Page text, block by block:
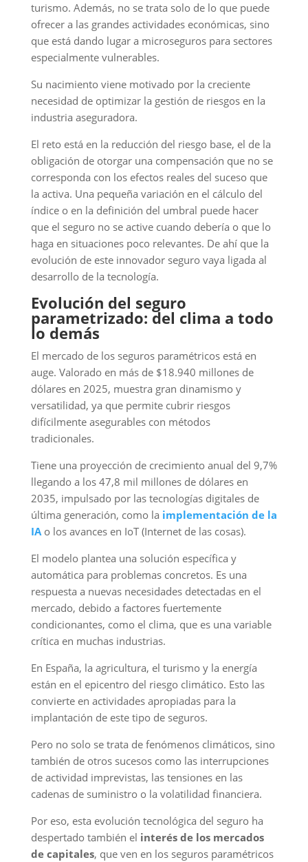
turismo. Además, no se trata solo de lo que puede
ofrecer a las grandes actividades económicas, sino
que está dando lugar a microseguros para sectores
especialmente vulnerables.
Su nacimiento viene motivado por la creciente
necesidad de optimizar la gestión de riesgos en la
industria aseguradora.
El reto está en la reducción del riesgo base, el de la
obligación de otorgar una compensación que no se
corresponda con los efectos reales del suceso que
la activa. Una pequeña variación en el cálculo del
índice o en la definición del umbral puede hacer
que el seguro no se active cuando debería o que lo
haga en situaciones poco relevantes. De ahí que la
evolución de este innovador seguro vaya ligada al
desarrollo de la tecnología.
Evolución del seguro
parametrizado: del clima a todo
lo demás
El mercado de los seguros paramétricos está en
auge. Valorado en más de $18.940 millones de
dólares en 2025, muestra gran dinamismo y
versatilidad, ya que permite cubrir riesgos
difícilmente asegurables con métodos
tradicionales.
Tiene una proyección de crecimiento anual del 9,7%
llegando a los 47,8 mil millones de dólares en
2035, impulsado por las tecnologías digitales de
última generación, como la implementación de la
IAo los avances en IoT (Internet de las cosas).
El modelo plantea una solución específica y
automática para problemas concretos. Es una
respuesta a nuevas necesidades detectadas en el
mercado, debido a factores fuertemente
condicionantes, como el clima, que es una variable
crítica en muchas industrias.
En España, la agricultura, el turismo y la energía
están en el epicentro del riesgo climático. Esto las
convierte en actividades apropiadas para la
implantación de este tipo de seguros.
Pero no solo se trata de fenómenos climáticos, sino
también de otros sucesos como las interrupciones
de actividad imprevistas, las tensiones en las
cadenas de suministro o la volatilidad financiera.
Por eso, esta evolución tecnológica del seguro ha
despertado también el interés de los mercados
de capitales, que ven en los seguros paramétricos